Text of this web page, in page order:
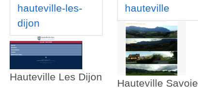
hauteville-les-
dijon
Hauteville Les Dijon
hauteville
Hauteville Savoie